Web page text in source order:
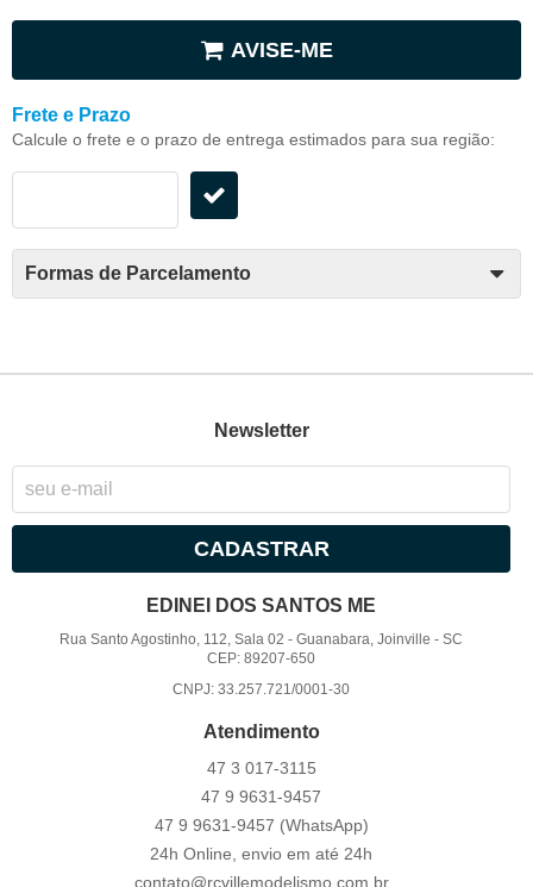
AVISE-ME
Frete e Prazo
Calcule o frete e o prazo de entrega estimados para sua região:
Formas de Parcelamento
Newsletter
CADASTRAR
EDINEI DOS SANTOS ME
Rua Santo Agostinho, 112, Sala 02 -Guanabara, Joinville -SC
CEP: 89207-650
CNPJ: 33.257.721/0001-30
Atendimento
47 3 017-3115
47 9 9631-9457
47 9 9631-9457 (WhatsApp)
24h Online, envio em até 24h
contato@rcvillemodelismo.com.br